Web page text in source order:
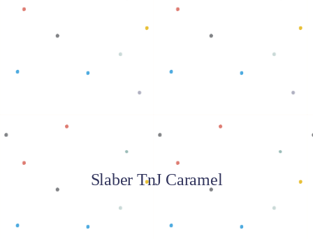
Baca selengkapnya
Slaber TnJ Caramel